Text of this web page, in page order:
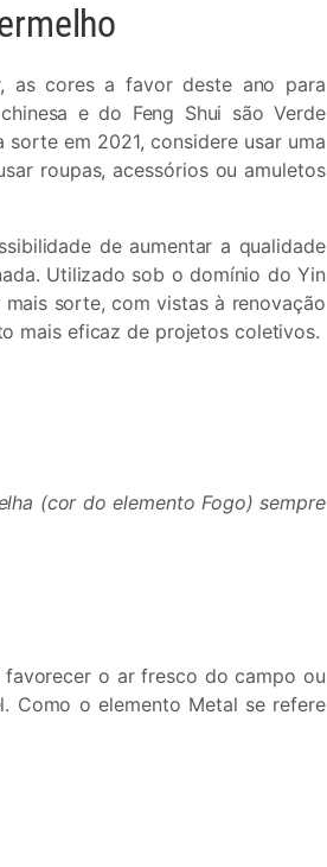
as cores a favor deste ano para
e do Feng Shui são Verde
sorte em 2021, considere usar uma
roupas, acessórios ou amuletos
de aumentar a qualidade
Utilizado sob o domínio do Yin
sorte, com vistas à renovação
mais eficaz de projetos coletivos.
(cor do elemento Fogo) sempre
o ar fresco do campo ou
Como o elemento Metal se refere